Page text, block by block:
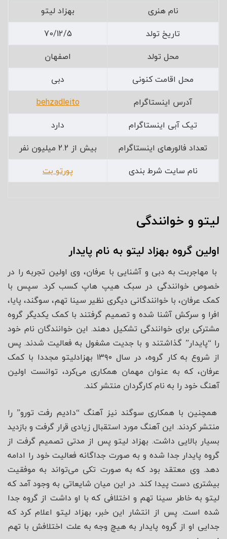
نام هنری
بهزاد لیتو
تاریخ تولد
70/12/5
محل تولد
اصفهان
محل اقامت کنونی
دبی
آدرس اینستاگرام
behzadleito
تیک آبی اینستاگرام
دارد
تعداد فالورهای اینستاگرام
بیش از 2.2 میلیون نفر
نام سایت شرط بندی
پورتو بت
لیتو و خوانندگی
اولین گروه بهزاد لیتو به نام پایدار
با مهاجربت به دبی و آشنایی با عرفان، وی اولین تجربه را در
خصوص خوانندگی در سبک هیپ هاپ کسب کرد. سپس با
کمک عرفان، با خوانندگانی دیگری نظیر سینا تهم، سوگند، پایا،
افرا و سرکش آشنا شده و تصمیم گرفتند با کمک یکدیگر گروه
مشترکی برای خوانندگی تشکیل دهند. این خوانندگان نام خود
را “پایدار” گذاشتند و با جدیت مشغول به فعالیت شدند. پس
از شروع به کار گروه، در سال ۱۳۹۰ بهزاد‌لیتو مجددا با کمک
عرفان، که به عنوان مهمان همکاری می‌کرد، توانست اولین
آهنگ خود را به نام کارگردان منتشر کند.
همچنین با همکاری سوگند نیز آهنگ “دادیم رفت تورو” را
منتشر کردند. این آهنگ مورد استقبال زیادی قرار گرفت و بازدید
بسیار بالایی داشت. بهزاد لیتو پس از مدتی تصمیم گرفت از
گروه پایدار جدا شده و به صورت جداگانه فعالیت خود را ادامه
دهد. وی معتقد بود که به صورت تکی می‌تواند به موفقیت
بیشتری دست پیدا کند. در این میان شایعاتی به وجود آمد که
لیتو به خاطر سینا تهم و اختلافی که با او داشت از گروه جدا
شده است. پس از انتشار این خبر، بهزاد لیتو اعلام کرد که
جدایی او از گروه پایدار به هیچ وجه به علت اختلافش با تهم